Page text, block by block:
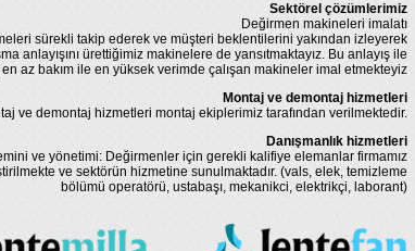
Sektörel çözümlerimiz
Değirmen makineleri imalatı
sürekli takip ederek ve müşteri beklentilerini yakından izleyerek
anlayışını ürettiğimiz makinelere de yansıtmaktayız. Bu anlayış ile
az bakım ile en yüksek verimde çalışan makineler imal etmekteyiz
Montaj ve demontaj hizmetleri
ve demontaj hizmetleri montaj ekiplerimiz tarafından verilmektedir.
Danışmanlık hizmetleri
ve yönetimi: Değirmenler için gerekli kalifiye elemanlar firmamız
ve sektörün hizmetine sunulmaktadır. (vals, elek, temizleme
bölümü operatörü, ustabaşı, mekanikci, elektrikçi, laborant)